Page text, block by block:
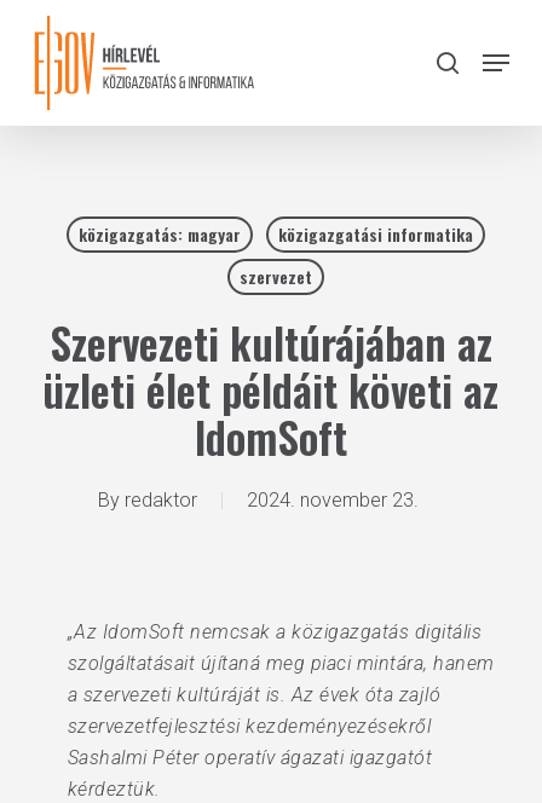
content
search
Menu
közigazgatás: magyar
közigazgatási informatika
szervezet
Szervezeti kultúrájában az
üzleti élet példáit követi az
IdomSoft
By redaktor 2024. november 23.
„Az IdomSoft nemcsak a közigazgatás digitális
szolgáltatásait újítaná meg piaci mintára, hanem
a szervezeti kultúráját is. Az évek óta zajló
szervezetfejlesztési kezdeményezésekről
Sashalmi Péter operatív ágazati igazgatót
kérdeztük.
Close